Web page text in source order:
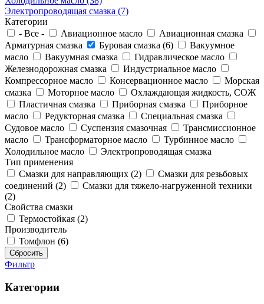
Электропроводящая смазка (7)
Категории
- Все -
Авиационное масло
Авиационная смазка
Арматурная смазка
Буровая смазка (6)
Вакуумное
масло
Вакуумная смазка
Гидравлическое масло
Железнодорожная смазка
Индустриальное масло
Компрессорное масло
Консервационное масло
Морская
смазка
Моторное масло
Охлаждающая жидкость, СОЖ
Пластичная смазка
Приборная смазка
Приборное
масло
Редукторная смазка
Специальная смазка
Судовое масло
Суспензия смазочная
Трансмиссионное
масло
Трансформаторное масло
Турбинное масло
Холодильное масло
Электропроводящая смазка
Тип применения
Смазки для направляющих (2)
Смазки для резьбовых
соединений (2)
Смазки для тяжело-нагруженной техники
(2)
Свойства смазки
Термостойкая (2)
Производитель
Томфлон (6)
Фильтр
Категории